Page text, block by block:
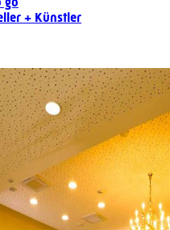
+ Künstler